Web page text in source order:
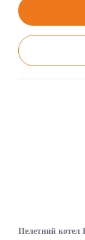
Пелетний котел